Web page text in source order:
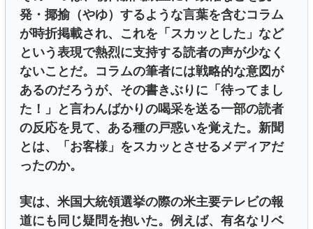
発・揶揄（やゆ）するような言葉を含むコラム
が時折掲載され、これを「スカッとした」など
という表現で熱烈に支持する読者の声が少なく
ないことだ。コラムの筆者には戦略的な意図が
あるのだろうが、その書きぶりに「待ってまし
た！」と言わんばかりの喝采を送る一部の読者
の反応を見て、ある種の戸惑いを覚えた。新聞
とは、「お客様」をスカッとさせるメディアだ
ったのか。
実は、米国大統領選挙の際の米主要テレビの報
道にも同じ疑問を抱いた。例えば、有名なリベ